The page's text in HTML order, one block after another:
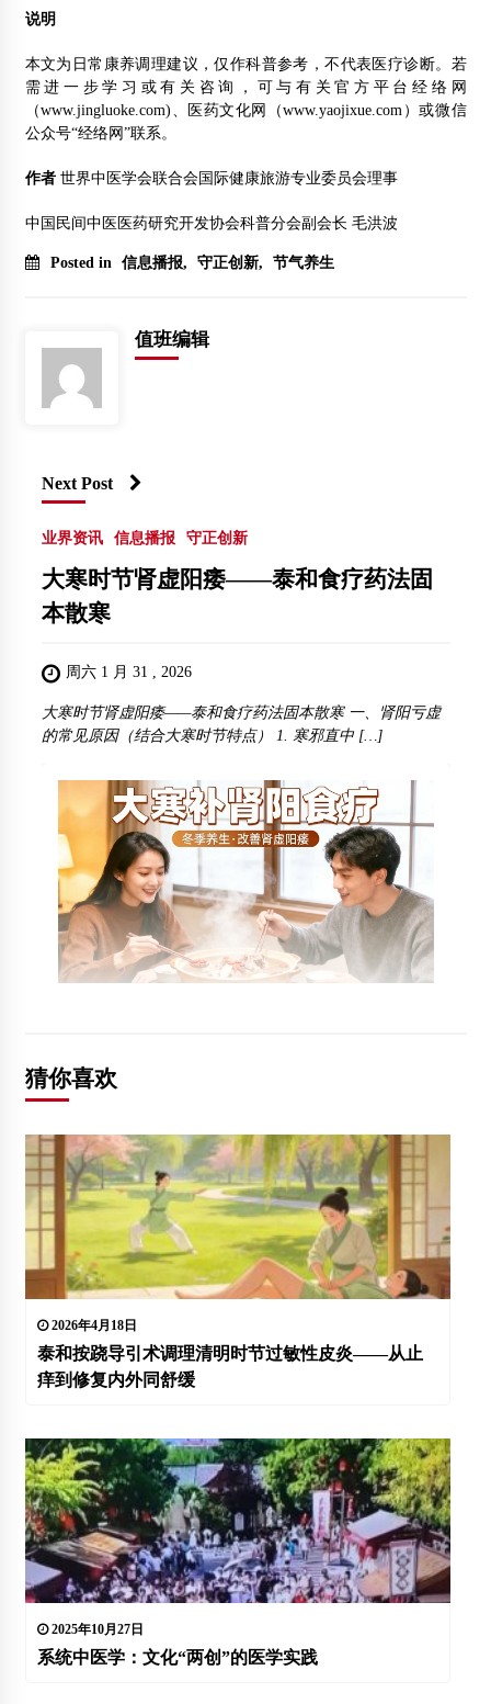
说明
本文为日常康养调理建议，仅作科普参考，不代表医疗诊断。若
需进一步学习或有关咨询，可与有关官方平台经络网
（www.jingluoke.com)、医药文化网（www.yaojixue.com）或微信
公众号“经络网”联系。
作者世界中医学会联合会国际健康旅游专业委员会理事
中国民间中医医药研究开发协会科普分会副会长 毛洪波
Posted in 信息播报, 守正创新, 节气养生
值班编辑
Next Post
业界资讯 信息播报 守正创新
大寒时节肾虚阳痿——泰和食疗药法固
本散寒
周六 1 月 31 , 2026
大寒时节肾虚阳痿——泰和食疗药法固本散寒 一、肾阳亏虚
的常见原因（结合大寒时节特点） 1. 寒邪直中 […]
猜你喜欢
2026年4月18日
泰和按跷导引术调理清明时节过敏性皮炎——从止
痒到修复内外同舒缓
2025年10月27日
系统中医学：文化“两创”的医学实践